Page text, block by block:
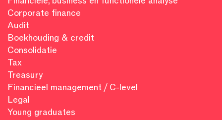
Corporate finance
Audit
Boekhouding & credit
Consolidatie
Tax
Treasury
Financieel management / C-level
Legal
Young graduates